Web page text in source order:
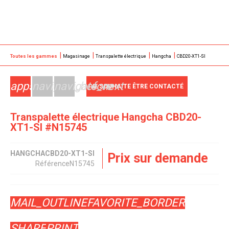
Toutes les gammes Magasinage Transpalette électrique Hangcha CBD20-XT1-SI
Transpalette électrique Hangcha CBD20-
XT1-SI #N15745
appsnavigate_before
navigate_nextJE SOUHAITE ÊTRE CONTACTÉ
HANGCHACBD20-XT1-SI
RéférenceN15745 Prix sur demande
FAVORITE_BORDER
MAIL_OUTLINE